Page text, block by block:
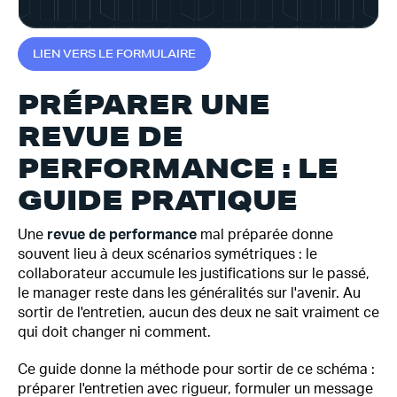
LIENVERS LE FORMULAIRE
PRÉPARER UNE
REVUE DE
PERFORMANCE : LE
GUIDE PRATIQUE
Une revue de performance mal préparée donne
souvent lieu à deux scénarios symétriques : le
collaborateur accumule les justifications sur le passé,
le manager reste dans les généralités sur l'avenir. Au
sortir de l'entretien, aucun des deux ne sait vraiment ce
qui doit changer ni comment.
Ce guide donne la méthode pour sortir de ce schéma :
préparer l'entretien avec rigueur, formuler un message